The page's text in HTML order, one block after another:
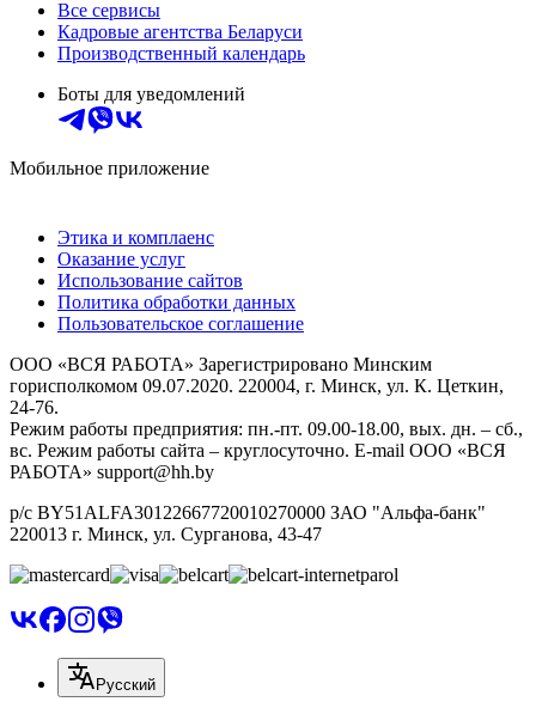
Все сервисы
Кадровые агентства Беларуси
Производственный календарь
Боты для уведомлений
Мобильное приложение
Этика и комплаенс
Оказание услуг
Использование сайтов
Политика обработки данных
Пользовательское соглашение
ООО «ВСЯ РАБОТА» Зарегистрировано Минским
горисполкомом 09.07.2020. 220004, г. Минск, ул. К. Цеткин,
24-76.
Режим работы предприятия: пн.-пт. 09.00-18.00, вых. дн. – сб.,
вс. Режим работы сайта – круглосуточно. E-mail ООО «ВСЯ
РАБОТА» support@hh.by
р/с BY51ALFA30122667720010270000 ЗАО "Альфа-банк"
220013 г. Минск, ул. Сурганова, 43‑47
Русский